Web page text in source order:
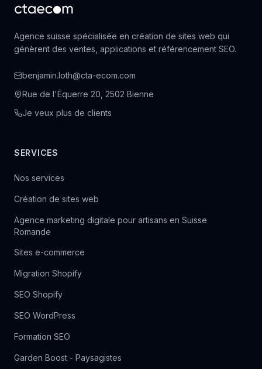
Agence suisse spécialisée en création de sites web qui
génèrent des ventes, applications et référencement SEO.
benjamin.loth@cta-ecom.com
Rue de l'Équerre 20, 2502 Bienne
Je veux plus de clients
SERVICES
Nos services
Création de sites web
Agence marketing digitale pour artisans en Suisse
Romande
Sites e-commerce
Migration Shopify
SEO Shopify
SEO WordPress
Formation SEO
Garden Boost - Paysagistes